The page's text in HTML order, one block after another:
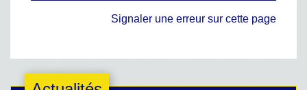
Signaler une erreur sur cette page